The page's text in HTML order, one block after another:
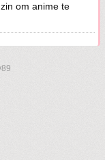
om anime te